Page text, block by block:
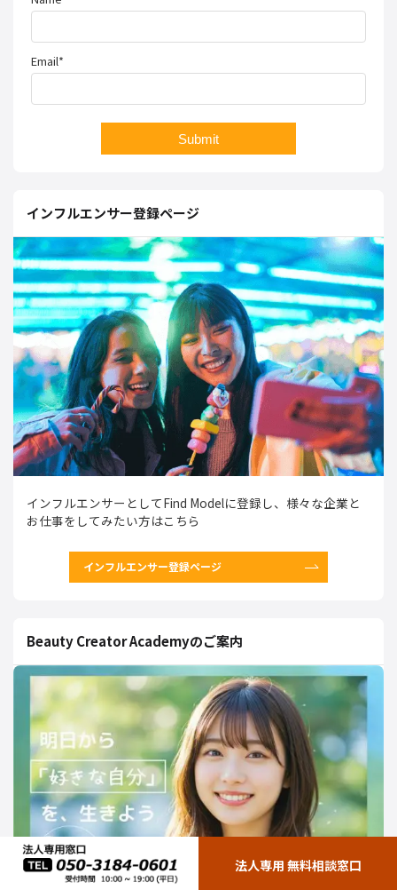
Email*
インフルエンサー登録ページ
インフルエンサーとしてFind Modelに登録し、様々な企業と
お仕事をしてみたい方はこちら
インフルエンサー登録ページ
Beauty Creator Academyのご案内
法人専用 無料相談窓口